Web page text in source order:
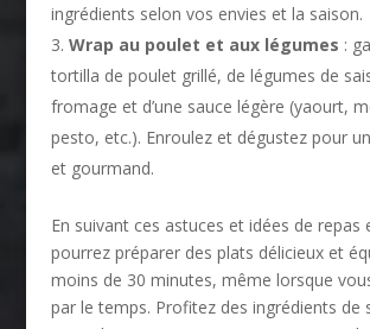
ingrédients selon vos envies et la saison.
Wrap au poulet et aux légumes :
tortilla de poulet grillé, de légumes de
fromage et d’une sauce légère (yaourt,
pesto, etc.). Enroulez et dégustez pour
et gourmand.
En suivant ces astuces et idées de repas
pourrez préparer des plats délicieux et
moins de 30 minutes, même lorsque
par le temps. Profitez des ingrédients de